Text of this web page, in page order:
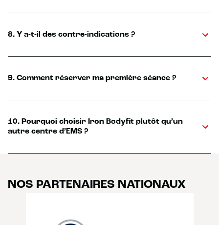
8. Y a-t-il des contre-indications ?
9. Comment réserver ma première séance ?
10. Pourquoi choisir Iron Bodyfit plutôt qu’un
autre centre d’EMS ?
NOS PARTENAIRES NATIONAUX